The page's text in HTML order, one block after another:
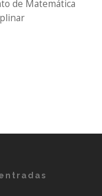
de Matemática